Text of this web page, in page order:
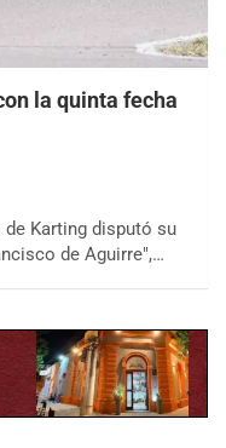
la quinta fecha
de Karting disputó su
de Aguirre",…